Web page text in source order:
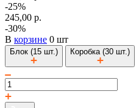
-25%
245,00 р.
-30%
В корзине 0 шт
Блок (15 шт.) Коробка (30 шт.)